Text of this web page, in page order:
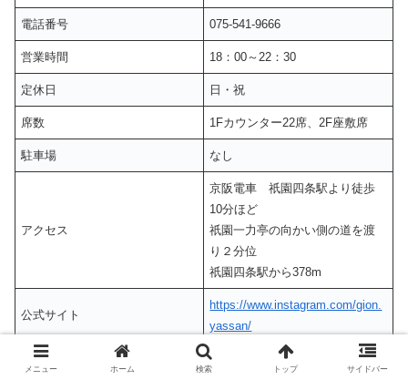
電話番号 075-541-9666
営業時間 18：00～22：30
定休日 日・祝
席数 1Fカウンター22席、2F座敷席
駐車場 なし
アクセス
京阪電車 祇園四条駅より徒歩
10分ほど
祇園一力亭の向かい側の道を渡
り２分位
祇園四条駅から378m
公式サイト
https://www.instagram.com/gion.
yassan/
メニュー ホーム 検索 トップ サイドバー